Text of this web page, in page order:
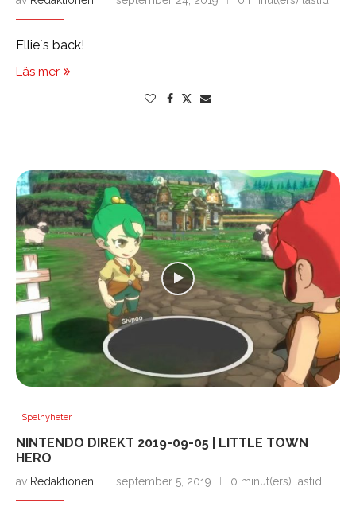
Ellie´s back!
Läs mer
Spelnyheter
NINTENDO DIREKT 2019-09-05 | LITTLE TOWN
HERO
av Redaktionen september 5, 2019 0 minut(ers) lästid